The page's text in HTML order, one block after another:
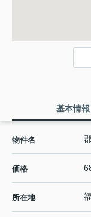
基本情報
物件名
価格
所在地